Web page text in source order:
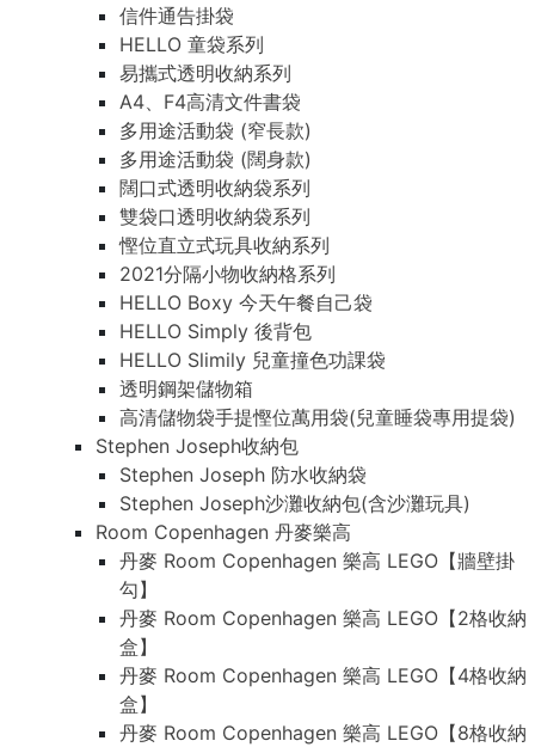
信件通告掛袋
HELLO 童袋系列
易攜式透明收納系列
A4、F4高清文件書袋
多用途活動袋 (窄長款)
多用途活動袋 (闊身款)
闊口式透明收納袋系列
雙袋口透明收納袋系列
慳位直立式玩具收納系列
2021分隔小物收納格系列
HELLO Boxy 今天午餐自己袋
HELLO Simply 後背包
HELLO Slimily 兒童撞色功課袋
透明鋼架儲物箱
高清儲物袋手提慳位萬用袋(兒童睡袋專用提袋)
Stephen Joseph收納包
Stephen Joseph 防水收納袋
Stephen Joseph沙灘收納包(含沙灘玩具)
Room Copenhagen 丹麥樂高
丹麥 Room Copenhagen 樂高 LEGO【牆壁掛
勾】
丹麥 Room Copenhagen 樂高 LEGO【2格收納
盒】
丹麥 Room Copenhagen 樂高 LEGO【4格收納
盒】
丹麥 Room Copenhagen 樂高 LEGO【8格收納